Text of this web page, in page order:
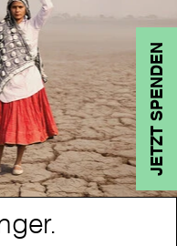
JETZT SPENDEN